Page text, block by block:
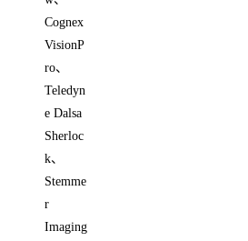
Cognex
VisionP
ro、
Teledyn
e Dalsa
Sherloc
k、
Stemme
r
Imaging